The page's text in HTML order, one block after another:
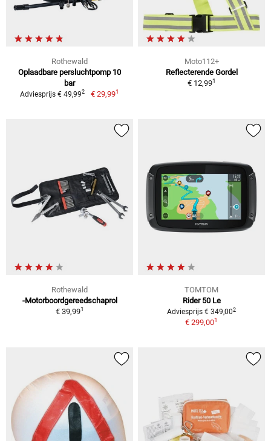
Rothewald
Oplaadbare persluchtpomp 10
bar
Adviesprijs € 49,992 € 29,991
Moto112+
Reflecterende Gordel
€ 12,991
Rothewald
-Motorboordgereedschaprol
€ 39,991
TOMTOM
Rider 50 Le
Adviesprijs € 349,002
€ 299,001